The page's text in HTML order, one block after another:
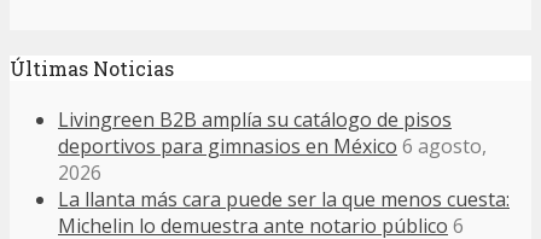
Últimas Noticias
Livingreen B2B amplía su catálogo de pisos
deportivos para gimnasios en México 6 agosto,
2026
La llanta más cara puede ser la que menos cuesta:
Michelin lo demuestra ante notario público 6